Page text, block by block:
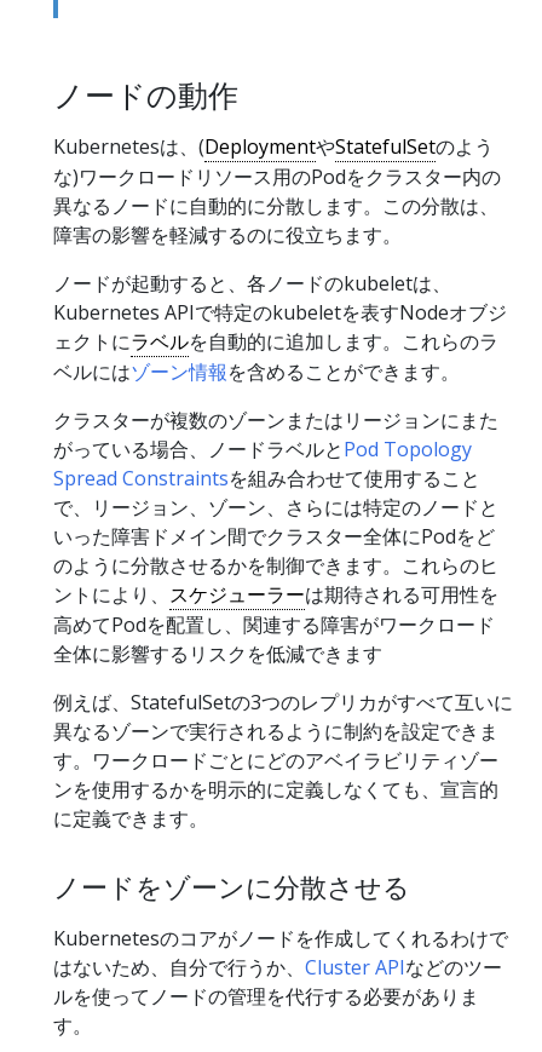
ノードの動作
Kubernetesは、(DeploymentやStatefulSetのよう
な)ワークロードリソース用のPodをクラスター内の
異なるノードに自動的に分散します。この分散は、
障害の影響を軽減するのに役立ちます。
ノードが起動すると、各ノードのkubeletは、
Kubernetes APIで特定のkubeletを表すNodeオブジ
ェクトにラベルを自動的に追加します。これらのラ
ベルにはゾーン情報を含めることができます。
クラスターが複数のゾーンまたはリージョンにまた
がっている場合、ノードラベルとPod Topology
Spread Constraintsを組み合わせて使用すること
で、リージョン、ゾーン、さらには特定のノードと
いった障害ドメイン間でクラスター全体にPodをど
のように分散させるかを制御できます。これらのヒ
ントにより、 スケジューラーは期待される可用性を
高めてPodを配置し、関連する障害がワークロード
全体に影響するリスクを低減できます
例えば、StatefulSetの3つのレプリカがすべて互いに
異なるゾーンで実行されるように制約を設定できま
す。ワークロードごとにどのアベイラビリティゾー
ンを使用するかを明示的に定義しなくても、宣言的
に定義できます。
ノードをゾーンに分散させる
Kubernetesのコアがノードを作成してくれるわけで
はないため、自分で行うか、 Cluster APIなどのツー
ルを使ってノードの管理を代行する必要がありま
す。